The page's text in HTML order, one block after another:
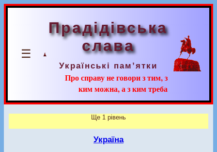
☰
Прадідівська
слава
Українські пам’ятки
Про справу не говори з тим, з
ким можна, а з ким треба
Ще 1 рівень
Україна